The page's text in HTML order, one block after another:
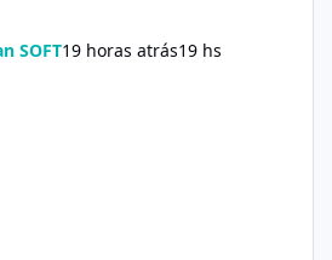
SOFT19 horas atrás19 hs